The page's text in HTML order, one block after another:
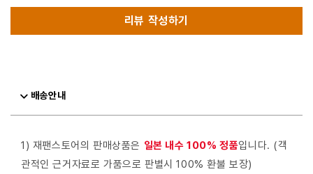
리뷰 작성하기
배송안내
1) 재팬스토어의 판매상품은 일본 내수 100% 정품입니다. (객
관적인 근거자료로 가품으로 판별시 100% 환불 보장)